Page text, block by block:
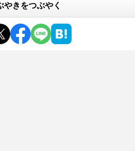
やきをつぶやく